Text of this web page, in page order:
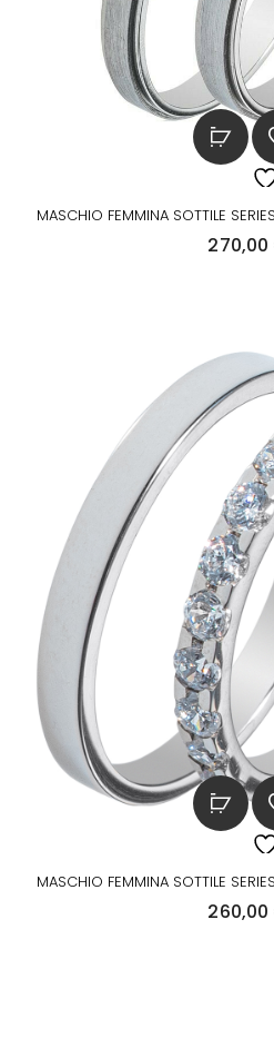
MASCHIO FEMMINA SOTTILE
270,00
MASCHIO FEMMINA SOTTILE
260,00